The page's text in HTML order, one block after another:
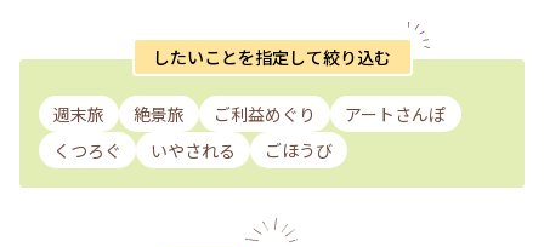
したいことを指定して絞り込む
週末旅 絶景旅 ご利益めぐり
アートさんぽ
くつろぐ
いやされる ごほうび